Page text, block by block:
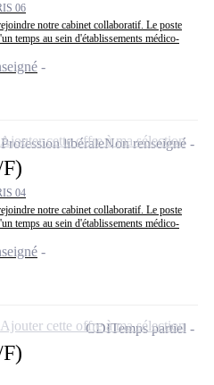
06
notre cabinet collaboratif. Le poste
temps au sein d'établissements médico-
04
notre cabinet collaboratif. Le poste
temps au sein d'établissements médico-
Profession libéraleNon renseigné
Ajouter cette offre à ma sélection
CDITemps partiel
Ajouter cette offre à ma sélection